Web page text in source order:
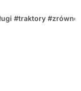
#traktory #